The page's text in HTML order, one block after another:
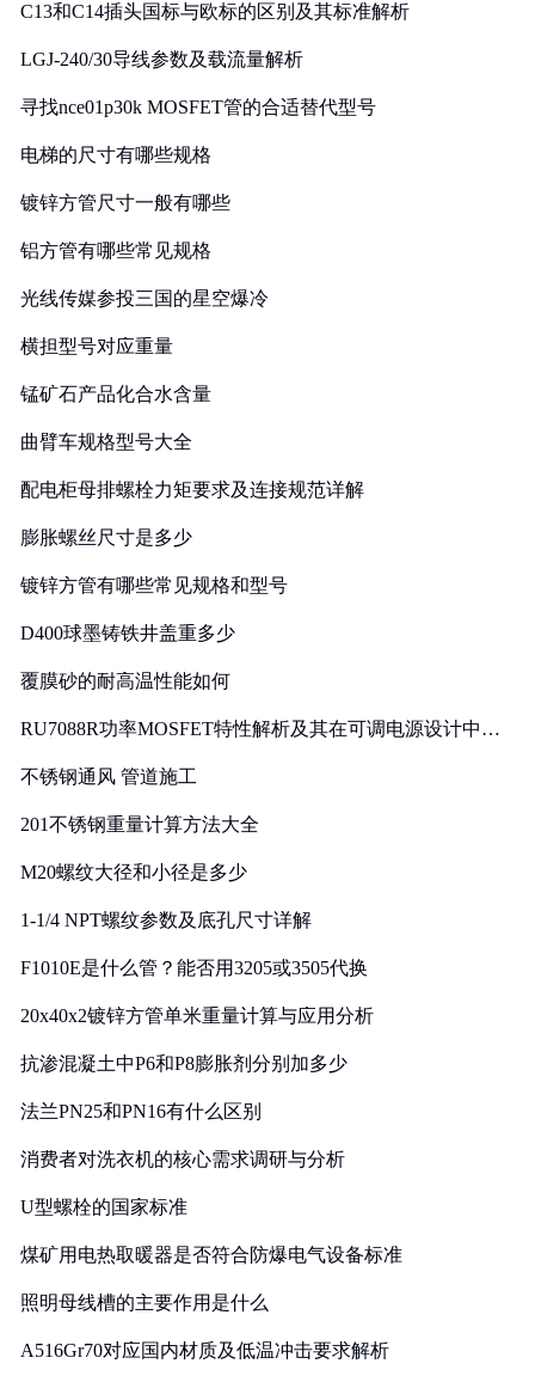
C13和C14插头国标与欧标的区别及其标准解析
LGJ-240/30导线参数及载流量解析
寻找nce01p30k MOSFET管的合适替代型号
电梯的尺寸有哪些规格
镀锌方管尺寸一般有哪些
铝方管有哪些常见规格
光线传媒参投三国的星空爆冷
横担型号对应重量
锰矿石产品化合水含量
曲臂车规格型号大全
配电柜母排螺栓力矩要求及连接规范详解
膨胀螺丝尺寸是多少
镀锌方管有哪些常见规格和型号
D400球墨铸铁井盖重多少
覆膜砂的耐高温性能如何
RU7088R功率MOSFET特性解析及其在可调电源设计中的
不锈钢通风 管道施工
201不锈钢重量计算方法大全
M20螺纹大径和小径是多少
1-1/4 NPT螺纹参数及底孔尺寸详解
F1010E是什么管？能否用3205或3505代换
20x40x2镀锌方管单米重量计算与应用分析
抗渗混凝土中P6和P8膨胀剂分别加多少
法兰PN25和PN16有什么区别
消费者对洗衣机的核心需求调研与分析
U型螺栓的国家标准
煤矿用电热取暖器是否符合防爆电气设备标准
照明母线槽的主要作用是什么
A516Gr70对应国内材质及低温冲击要求解析